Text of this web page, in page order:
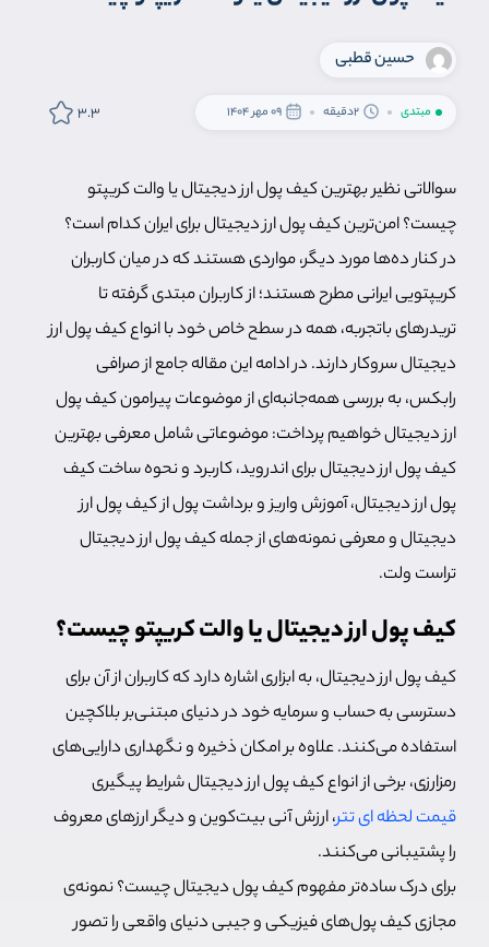
حسین قطبی
مبتدی 2دقیقه 09 مهر 1404 3.3
سوالاتی نظیر بهترین کیف پول ارز دیجیتال یا والت کریپتو
چیست؟ امن‌ترین کیف پول ارز دیجیتال برای ایران کدام است؟
در کنار ده‌ها مورد دیگر، مواردی هستند که در میان کاربران
کریپتویی ایرانی مطرح هستند؛ از کاربران مبتدی گرفته تا
تریدرهای باتجربه، همه در سطح خاص خود با انواع کیف پول ارز
دیجیتال سروکار دارند. در ادامه این مقاله جامع از صرافی
رابکس، به بررسی همه‌جانبه‌ای از موضوعات پیرامون كيف پول
ارز ديجيتال خواهیم پرداخت: موضوعاتی شامل معرفی بهترین
کیف پول ارز دیجیتال برای اندروید، کاربرد و نحوه ساخت کیف
پول ارز دیجیتال، آموزش واریز و برداشت پول از كيف پول ارز
ديجيتال و معرفی نمونه‌های از جمله کیف پول ارز دیجیتال
تراست ولت.
کیف پول ارز دیجیتال یا والت کریپتو چیست؟
کیف پول ارز دیجیتال، به ابزاری اشاره دارد که کاربران از آن برای
دسترسی به حساب و سرمایه خود در دنیای مبتنی‌بر بلاکچین
استفاده می‌کنند. علاوه بر امکان ذخیره و نگهداری دارایی‌های
رمزارزی، برخی از انواع کیف پول ارز دیجیتال شرایط پیگیری
قیمت لحظه ای تتر، ارزش آنی بیت‌کوین و دیگر ارزهای معروف
را پشتیبانی می‌کنند.
برای درک ساده‌تر مفهوم کیف پول دیجیتال چیست؟ نمونه‌ی
مجازی کیف پول‌های فیزیکی و جیبی دنیای واقعی را تصور